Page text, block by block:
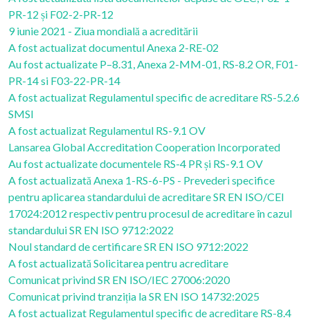
PR-12 și F02-2-PR-12
9 iunie 2021 - Ziua mondială a acreditării
A fost actualizat documentul Anexa 2-RE-02
Au fost actualizate P–8.31, Anexa 2-MM-01, RS-8.2 OR, F01-
PR-14 si F03-22-PR-14
A fost actualizat Regulamentul specific de acreditare RS-5.2.6
SMSI
A fost actualizat Regulamentul RS-9.1 OV
Lansarea Global Accreditation Cooperation Incorporated
Au fost actualizate documentele RS-4 PR și RS-9.1 OV
A fost actualizată Anexa 1-RS-6-PS - Prevederi specifice
pentru aplicarea standardului de acreditare SR EN ISO/CEI
17024:2012 respectiv pentru procesul de acreditare în cazul
standardului SR EN ISO 9712:2022
Noul standard de certificare SR EN ISO 9712:2022
A fost actualizată Solicitarea pentru acreditare
Comunicat privind SR EN ISO/IEC 27006:2020
Comunicat privind tranziția la SR EN ISO 14732:2025
A fost actualizat Regulamentul specific de acreditare RS-8.4